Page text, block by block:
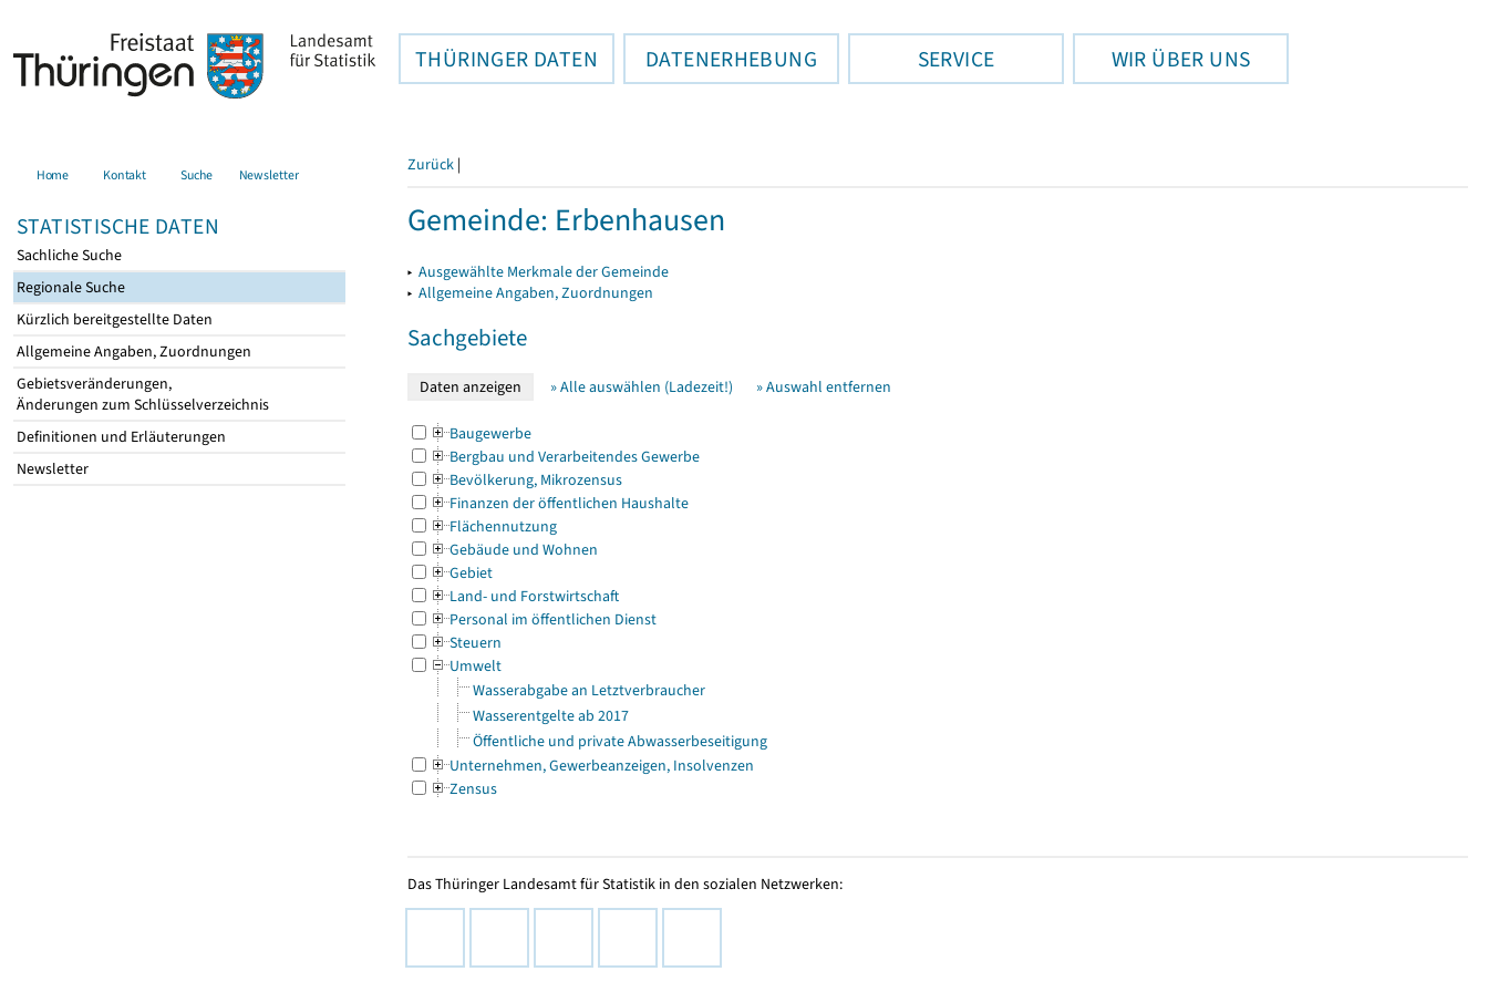
THÜRINGER DATEN DATENERHEBUNG SERVICE WIR ÜBER UNS
Home Kontakt Suche Newsletter
STATISTISCHE DATEN
Sachliche Suche
Regionale Suche
Kürzlich bereitgestellte Daten
Allgemeine Angaben, Zuordnungen
Gebietsveränderungen,
Änderungen zum Schlüsselverzeichnis
Definitionen und Erläuterungen
Newsletter
Zurück |
Gemeinde: Erbenhausen
▸ Ausgewählte Merkmale der Gemeinde
▸ Allgemeine Angaben, Zuordnungen
Sachgebiete
» Alle auswählen (Ladezeit!) » Auswahl entfernen
Baugewerbe
Bergbau und Verarbeitendes Gewerbe
Bevölkerung, Mikrozensus
Finanzen der öffentlichen Haushalte
Flächennutzung
Gebäude und Wohnen
Gebiet
Land- und Forstwirtschaft
Personal im öffentlichen Dienst
Steuern
Umwelt
Wasserabgabe an Letztverbraucher
Wasserentgelte ab 2017
Öffentliche und private Abwasserbeseitigung
Unternehmen, Gewerbeanzeigen, Insolvenzen
Zensus
Das Thüringer Landesamt für Statistik in den sozialen Netzwerken: